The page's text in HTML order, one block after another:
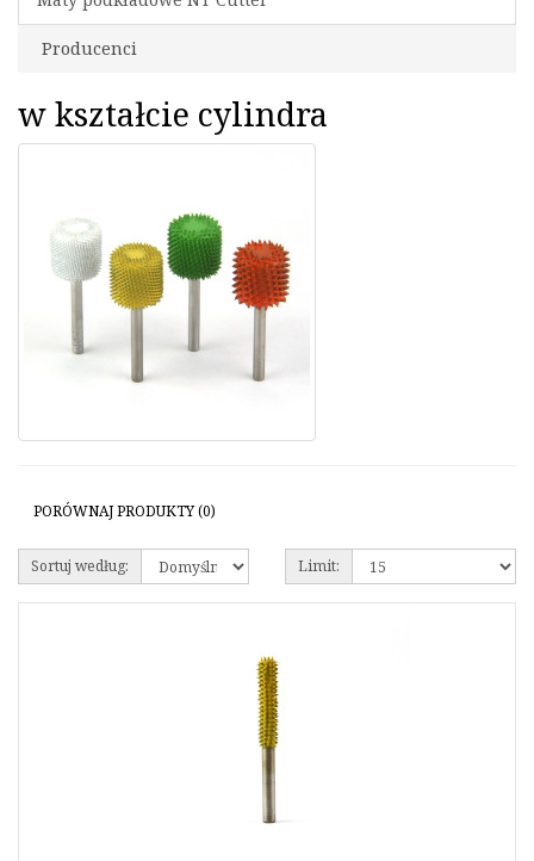
Producenci
w kształcie cylindra
PORÓWNAJ PRODUKTY (0)
Sortuj według: Limit: